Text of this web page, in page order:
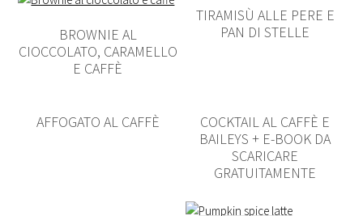
BROWNIE AL
CIOCCOLATO, CARAMELLO
E CAFFÈ
TIRAMISÙ ALLE PERE E
PAN DI STELLE
AFFOGATO AL CAFFÈ
COCKTAIL AL CAFFÈ E
BAILEYS + E-BOOK DA
SCARICARE
GRATUITAMENTE